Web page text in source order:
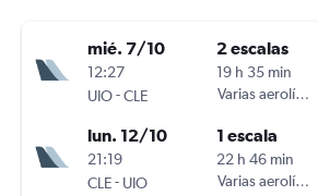
mié. 7/10
12:27
UIO-CLE
2 escalas
19 h 35 min
Varias aerolíneas
lun. 12/10
21:19
CLE- UIO
1 escala
22 h 46 min
Varias aerolíneas